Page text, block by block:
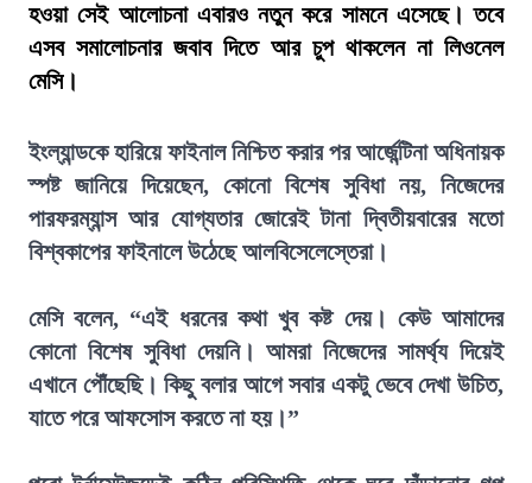
হওয়া সেই আলোচনা এবারও নতুন করে সামনে এসেছে। তবে
এসব সমালোচনার জবাব দিতে আর চুপ থাকলেন না লিওনেল
মেসি।
ইংল্যান্ডকে হারিয়ে ফাইনাল নিশ্চিত করার পর আর্জেন্টিনা অধিনায়ক
স্পষ্ট জানিয়ে দিয়েছেন, কোনো বিশেষ সুবিধা নয়, নিজেদের
পারফরম্যান্স আর যোগ্যতার জোরেই টানা দ্বিতীয়বারের মতো
বিশ্বকাপের ফাইনালে উঠেছে আলবিসেলেস্তেরা।
মেসি বলেন, “এই ধরনের কথা খুব কষ্ট দেয়। কেউ আমাদের
কোনো বিশেষ সুবিধা দেয়নি। আমরা নিজেদের সামর্থ্য দিয়েই
এখানে পৌঁছেছি। কিছু বলার আগে সবার একটু ভেবে দেখা উচিত,
যাতে পরে আফসোস করতে না হয়।”